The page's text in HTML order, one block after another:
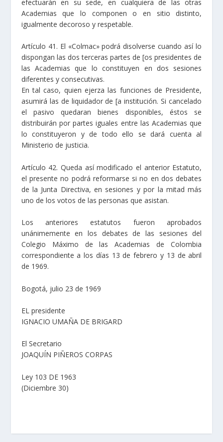
efectuarán en su sede, en cualquiera de las otras
Academias que lo componen o en sitio distinto,
igualmente decoroso y respetable.
Artículo 41. El «Colmac» podrá disolverse cuando así lo
dispongan las dos terceras partes de [os presidentes de
las Academias que lo constituyen en dos sesiones
diferentes y consecutivas.
En tal caso, quien ejerza las funciones de Presidente,
asumirá las de liquidador de [a institución. Si cancelado
el pasivo quedaran bienes disponibles, éstos se
distribuirán por partes iguales entre las Academias que
lo constituyeron y de todo ello se dará cuenta al
Ministerio de justicia.
Artículo 42. Queda así modificado el anterior Estatuto,
el presente no podrá reformarse si no en dos debates
de la Junta Directiva, en sesiones y por la mitad más
uno de los votos de las personas que asistan.
Los anteriores estatutos fueron aprobados
unánimemente en los debates de las sesiones del
Colegio Máximo de las Academias de Colombia
correspondiente a los días 13 de febrero y 13 de abril
de 1969.
Bogotá, julio 23 de 1969
EL presidente
IGNACIO UMAÑA DE BRIGARD
El Secretario
JOAQUÍN PIÑEROS CORPAS
Ley 103 DE 1963
(Diciembre 30)